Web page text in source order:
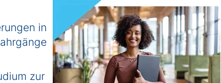
in
zur